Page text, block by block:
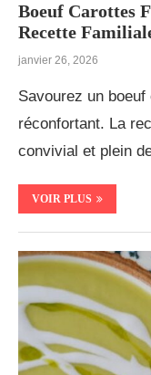
Boeuf Carottes
Recette
janvier 26, 2026
Savourez un
réconfortant. La
convivial et plein
VOIR PLUS